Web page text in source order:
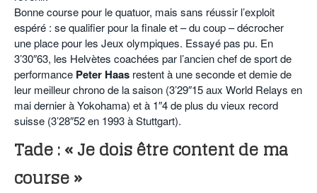
Bonne course pour le quatuor, mais sans réussir l’exploit
espéré : se qualifier pour la finale et – du coup – décrocher
une place pour les Jeux olympiques. Essayé pas pu. En
3’30″63, les Helvètes coachées par l’ancien chef de sport de
performance Peter Haas restent à une seconde et demie de
leur meilleur chrono de la saison (3’29″15 aux World Relays en
mai dernier à Yokohama) et à 1″4 de plus du vieux record
suisse (3’28″52 en 1993 à Stuttgart).
Tade : « Je dois être content de ma
course »